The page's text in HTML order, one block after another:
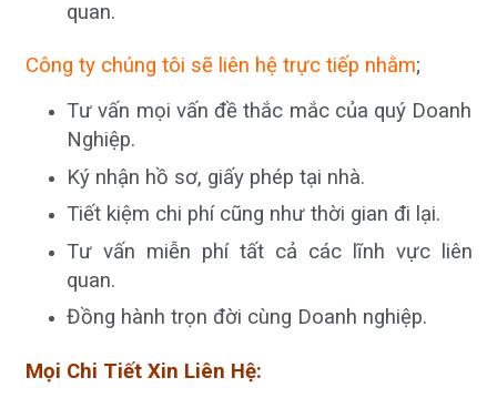
quan.
Công ty chúng tôi sẽ liên hệ trực tiếp nhằm;
Tư vấn mọi vấn đề thắc mắc của quý Doanh
Nghiệp.
Ký nhận hồ sơ, giấy phép tại nhà.
Tiết kiệm chi phí cũng như thời gian đi lại.
Tư vấn miễn phí tất cả các lĩnh vực liên
quan.
Đồng hành trọn đời cùng Doanh nghiệp.
Mọi Chi Tiết Xin Liên Hệ: